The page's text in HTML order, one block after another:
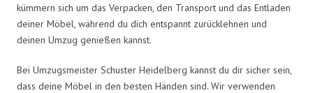
kümmern sich um das Verpacken, den Transport und das Entladen
deiner Möbel, während du dich entspannt zurücklehnen und
deinen Umzug genießen kannst.
Bei Umzugsmeister Schuster Heidelberg kannst du dir sicher sein,
dass deine Möbel in den besten Händen sind. Wir verwenden